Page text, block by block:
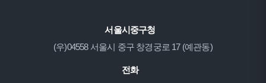
서울시중구청
(우)04558 서울시 중구 창경궁로 17 (예관동)
전화